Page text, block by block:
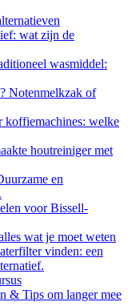
wat zijn de
wasmiddel:
Notenmelkzak of
koffiemachines: welke
houtreiniger met
en
voor Bissell-
wat je moet weten
vinden: een
& Tips om langer mee